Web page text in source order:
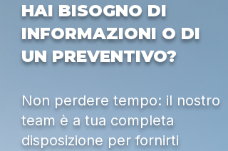
HAI BISOGNO DI
INFORMAZIONI O DI
UN PREVENTIVO?
Non perdere tempo: il nostro
team è a tua completa
disposizione per fornirti